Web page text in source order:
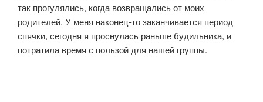
так прогулялись, когда возвращались от моих
родителей. У меня наконец-то заканчивается период
спячки, сегодня я проснулась раньше будильника, и
потратила время с пользой для нашей группы.